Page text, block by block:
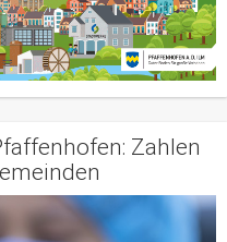
Zahlen